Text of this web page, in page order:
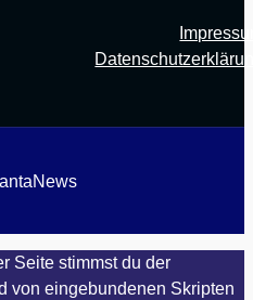
Seite stimmst du der
von eingebundenen Skripten